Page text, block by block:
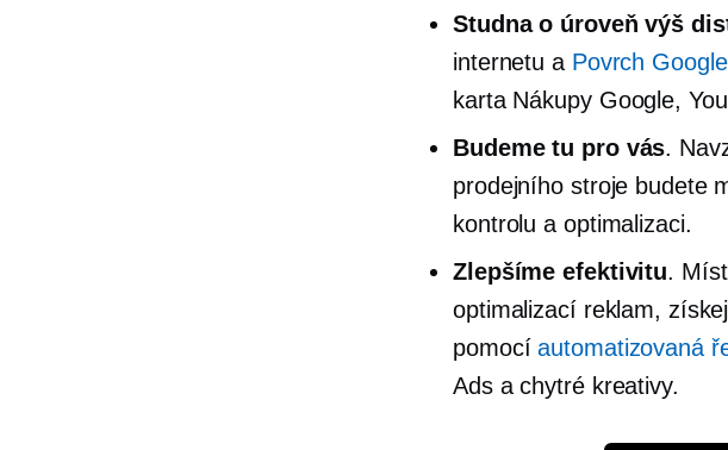
Studnao úroveň výš
internetu a Povrch Google
karta Nákupy Google,
Budeme tu pro vás.
prodejního stroje budete
kontrolu a optimalizaci.
Zlepšíme efektivitu.
optimalizací reklam,
pomocíautomatizovaná
Ads a chytré kreativy.